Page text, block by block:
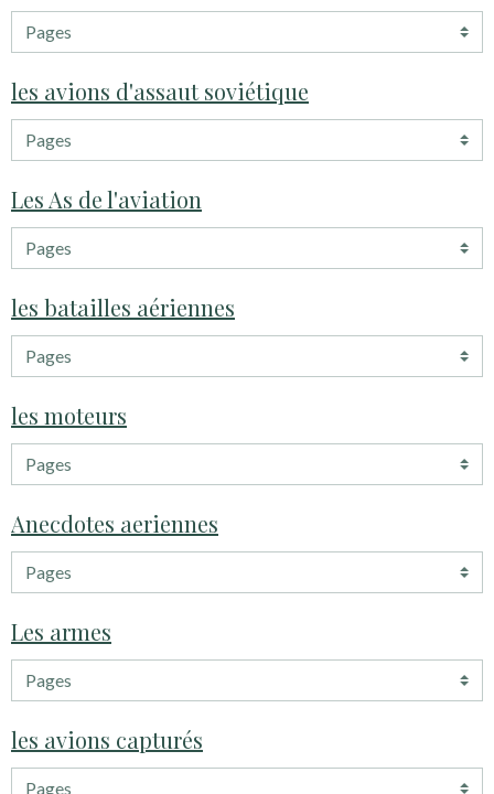
les avions d'assaut soviétique
Les As de l'aviation
les batailles aériennes
les moteurs
Anecdotes aeriennes
Les armes
les avions capturés